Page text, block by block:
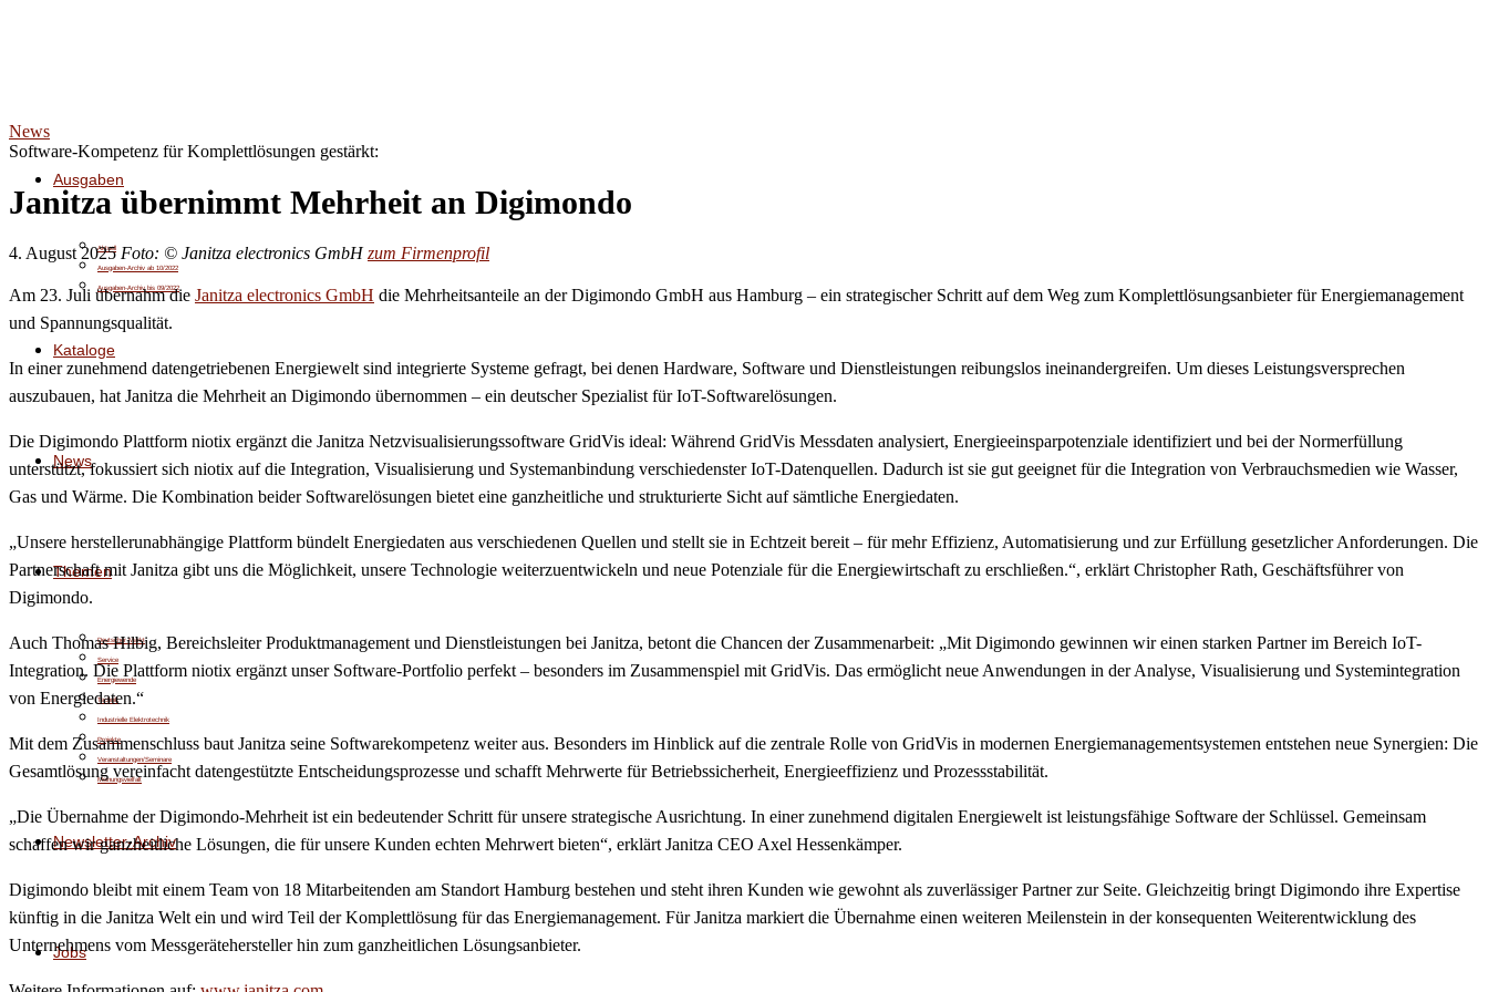
Ausgaben
Aktuell
Ausgaben-Archiv ab 10/2022
Ausgaben-Archiv bis 09/2022
Kataloge
News
Themen
Deutscher Markt
Service
Energiewende
Technik
Industrielle Elektrotechnik
Projekte
Veranstaltungen/Seminare
Meinungsvielfalt
Newsletter-Archiv
Jobs
News
Software-Kompetenz für Komplettlösungen gestärkt:
Janitza übernimmt Mehrheit an Digimondo
4. August 2025 Foto: © Janitza electronics GmbH zum Firmenprofil
Am 23. Juli übernahm die Janitza electronics GmbH die Mehrheitsanteile an der Digimondo GmbH aus Hamburg – ein strategischer Schritt auf dem Weg zum Komplettlösungsanbieter für Energiemanagement
und Spannungsqualität.
In einer zunehmend datengetriebenen Energiewelt sind integrierte Systeme gefragt, bei denen Hardware, Software und Dienstleistungen reibungslos ineinandergreifen. Um dieses Leistungsversprechen
auszubauen, hat Janitza die Mehrheit an Digimondo übernommen – ein deutscher Spezialist für IoT-Softwarelösungen.
Die Digimondo Plattform niotix ergänzt die Janitza Netzvisualisierungssoftware GridVis ideal: Während GridVis Messdaten analysiert, Energieeinsparpotenziale identifiziert und bei der Normerfüllung
unterstützt, fokussiert sich niotix auf die Integration, Visualisierung und Systemanbindung verschiedenster IoT-Datenquellen. Dadurch ist sie gut geeignet für die Integration von Verbrauchsmedien wie Wasser,
Gas und Wärme. Die Kombination beider Softwarelösungen bietet eine ganzheitliche und strukturierte Sicht auf sämtliche Energiedaten.
„Unsere herstellerunabhängige Plattform bündelt Energiedaten aus verschiedenen Quellen und stellt sie in Echtzeit bereit – für mehr Effizienz, Automatisierung und zur Erfüllung gesetzlicher Anforderungen. Die
Partnerschaft mit Janitza gibt uns die Möglichkeit, unsere Technologie weiterzuentwickeln und neue Potenziale für die Energiewirtschaft zu erschließen.“, erklärt Christopher Rath, Geschäftsführer von
Digimondo.
Auch Thomas Hilbig, Bereichsleiter Produktmanagement und Dienstleistungen bei Janitza, betont die Chancen der Zusammenarbeit: „Mit Digimondo gewinnen wir einen starken Partner im Bereich IoT-
Integration. Die Plattform niotix ergänzt unser Software-Portfolio perfekt – besonders im Zusammenspiel mit GridVis. Das ermöglicht neue Anwendungen in der Analyse, Visualisierung und Systemintegration
von Energiedaten.“
Mit dem Zusammenschluss baut Janitza seine Softwarekompetenz weiter aus. Besonders im Hinblick auf die zentrale Rolle von GridVis in modernen Energiemanagementsystemen entstehen neue Synergien: Die
Gesamtlösung vereinfacht datengestützte Entscheidungsprozesse und schafft Mehrwerte für Betriebssicherheit, Energieeffizienz und Prozessstabilität.
„Die Übernahme der Digimondo-Mehrheit ist ein bedeutender Schritt für unsere strategische Ausrichtung. In einer zunehmend digitalen Energiewelt ist leistungsfähige Software der Schlüssel. Gemeinsam
schaffen wir ganzheitliche Lösungen, die für unsere Kunden echten Mehrwert bieten“, erklärt Janitza CEO Axel Hessenkämper.
Digimondo bleibt mit einem Team von 18 Mitarbeitenden am Standort Hamburg bestehen und steht ihren Kunden wie gewohnt als zuverlässiger Partner zur Seite. Gleichzeitig bringt Digimondo ihre Expertise
künftig in die Janitza Welt ein und wird Teil der Komplettlösung für das Energiemanagement. Für Janitza markiert die Übernahme einen weiteren Meilenstein in der konsequenten Weiterentwicklung des
Unternehmens vom Messgerätehersteller hin zum ganzheitlichen Lösungsanbieter.